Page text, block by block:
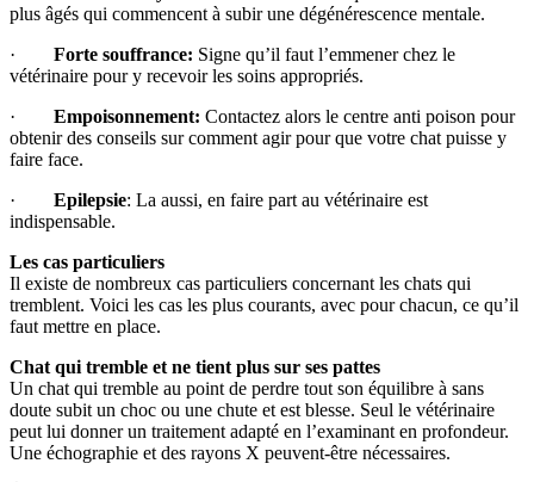
plus âgés qui commencent à subir une dégénérescence mentale.
·
Forte souffrance: Signe qu’il faut l’emmener chez le
vétérinaire pour y recevoir les soins appropriés.
·
Empoisonnement: Contactez alors le centre anti poison pour
obtenir des conseils sur comment agir pour que votre chat puisse y
faire face.
· Epilepsie: La aussi, en faire part au vétérinaire est
indispensable.
Les cas particuliers
Il existe de nombreux cas particuliers concernant les chats qui
tremblent. Voici les cas les plus courants, avec pour chacun, ce qu’il
faut mettre en place.
Chat qui tremble et ne tient plus sur ses pattes
Un chat qui tremble au point de perdre tout son équilibre à sans
doute subit un choc ou une chute et est blesse. Seul le vétérinaire
peut lui donner un traitement adapté en l’examinant en profondeur.
Une échographie et des rayons X peuvent-être nécessaires.